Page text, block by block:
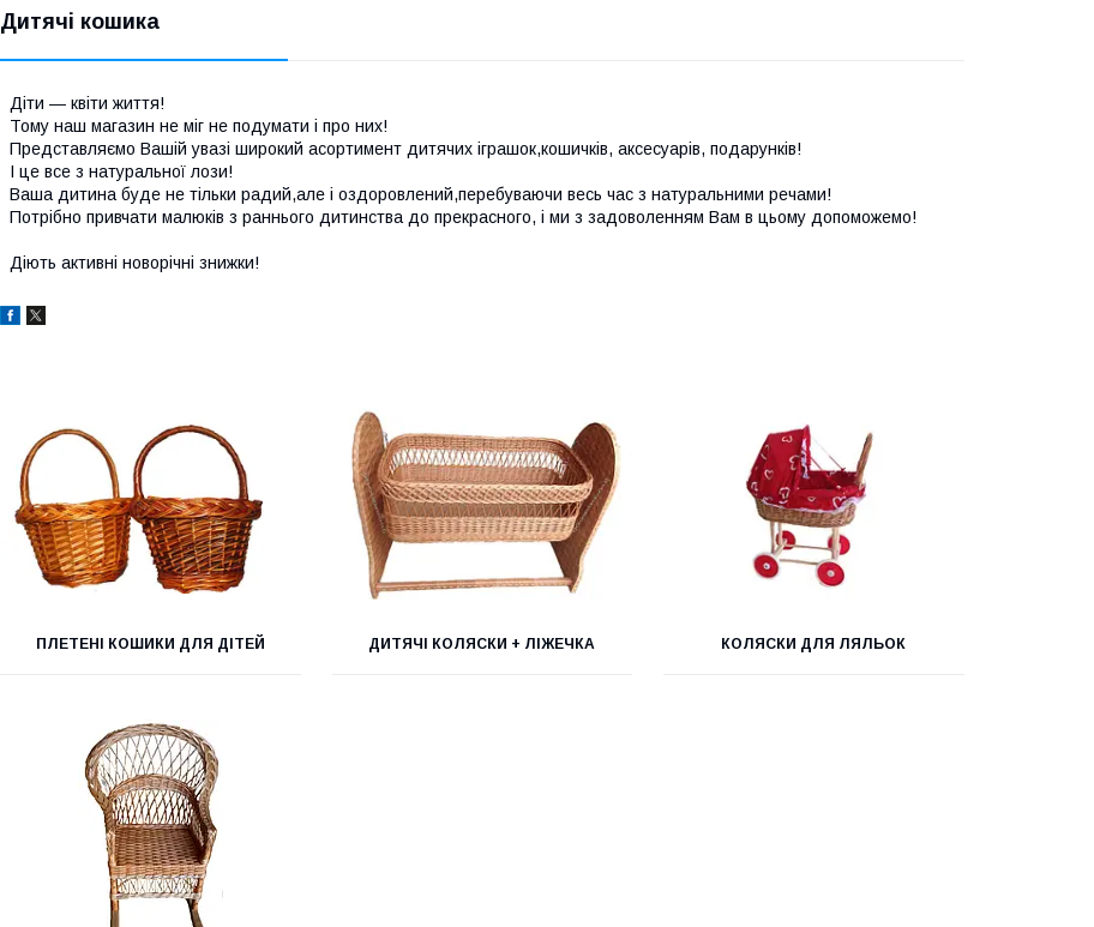
Дитячі кошика
Діти ― квіти життя!
Тому наш магазин не міг не подумати і про них!
Представляємо Вашій увазі широкий асортимент дитячих іграшок,кошичків, аксесуарів, подарунків!
І це все з натуральної лози!
Ваша дитина буде не тільки радий,але і оздоровлений,перебуваючи весь час з натуральними речами!
Потрібно привчати малюків з раннього дитинства до прекрасного, і ми з задоволенням Вам в цьому допоможемо!
Діють активні новорічні знижки!
ПЛЕТЕНІ КОШИКИ ДЛЯ ДІТЕЙ ДИТЯЧІ КОЛЯСКИ + ЛІЖЕЧКА КОЛЯСКИ ДЛЯ ЛЯЛЬОК